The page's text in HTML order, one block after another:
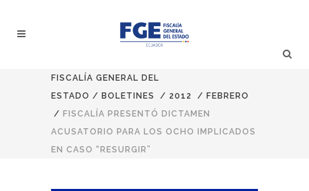
FISCALÍA GENERAL DEL
ESTADO / BOLETINES / 2012 / FEBRERO
/ FISCALÍA PRESENTÓ DICTAMEN
ACUSATORIO PARA LOS OCHO IMPLICADOS
EN CASO “RESURGIR”